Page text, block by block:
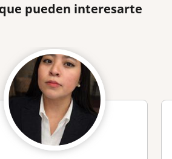
pueden interesarte